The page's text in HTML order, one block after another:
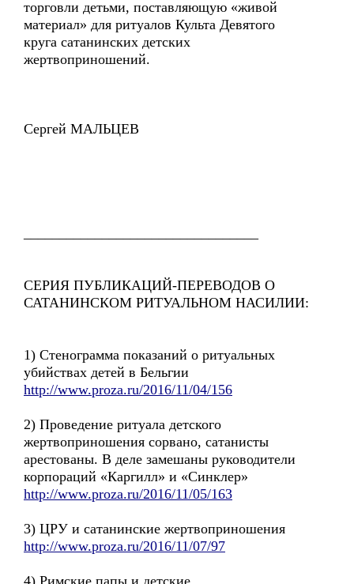
торговли детьми, поставляющую «живой
материал» для ритуалов Культа Девятого
круга сатанинских детских
жертвоприношений.
Сергей МАЛЬЦЕВ
СЕРИЯ ПУБЛИКАЦИЙ-ПЕРЕВОДОВ О
САТАНИНСКОМ РИТУАЛЬНОМ НАСИЛИИ:
1) Стенограмма показаний о ритуальных
убийствах детей в Бельгии
http://www.proza.ru/2016/11/04/156
2) Проведение ритуала детского
жертвоприношения сорвано, сатанисты
арестованы. В деле замешаны руководители
корпораций «Каргилл» и «Синклер»
http://www.proza.ru/2016/11/05/163
3) ЦРУ и сатанинские жертвоприношения
http://www.proza.ru/2016/11/07/97
4) Римские папы и детские